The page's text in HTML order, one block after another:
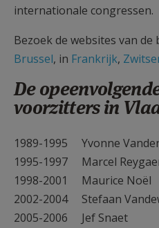
internationale congressen.
Bezoek de websites van de
Brussel, in Frankrijk,
De
voorzitters in
1989-1995 Yvonne
1995-1997 Marcel
1998-2001 Maurice Noël
2002-2004 Stefaan
2005-2006 Jef Snaet